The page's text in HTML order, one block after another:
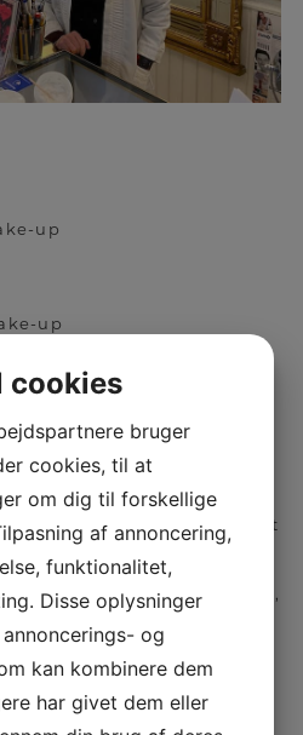
up
up
Hudpleje
ved Bornholm er den
Det er vigtigt at værne om
i mange
er bæredygtighed et vigtigt
kommer til udtryk i gennem
miljørigtige
rengøringsmidler,
fra vindmøller,
Derudover, er det
du finder i Tinas
kvalitet, heriblandt pH
har et stort fokus på at
cookies
bruger
cookies, til at
om dig til forskellige
af annoncering,
funktionalitet,
Disse oplysninger
og
kan kombinere dem
har givet dem eller